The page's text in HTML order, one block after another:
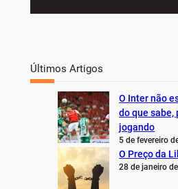
Últimos Artigos
O Inter não
do que sabe,
jogando
5 de fevereiro
O Preço da
28 de janeiro